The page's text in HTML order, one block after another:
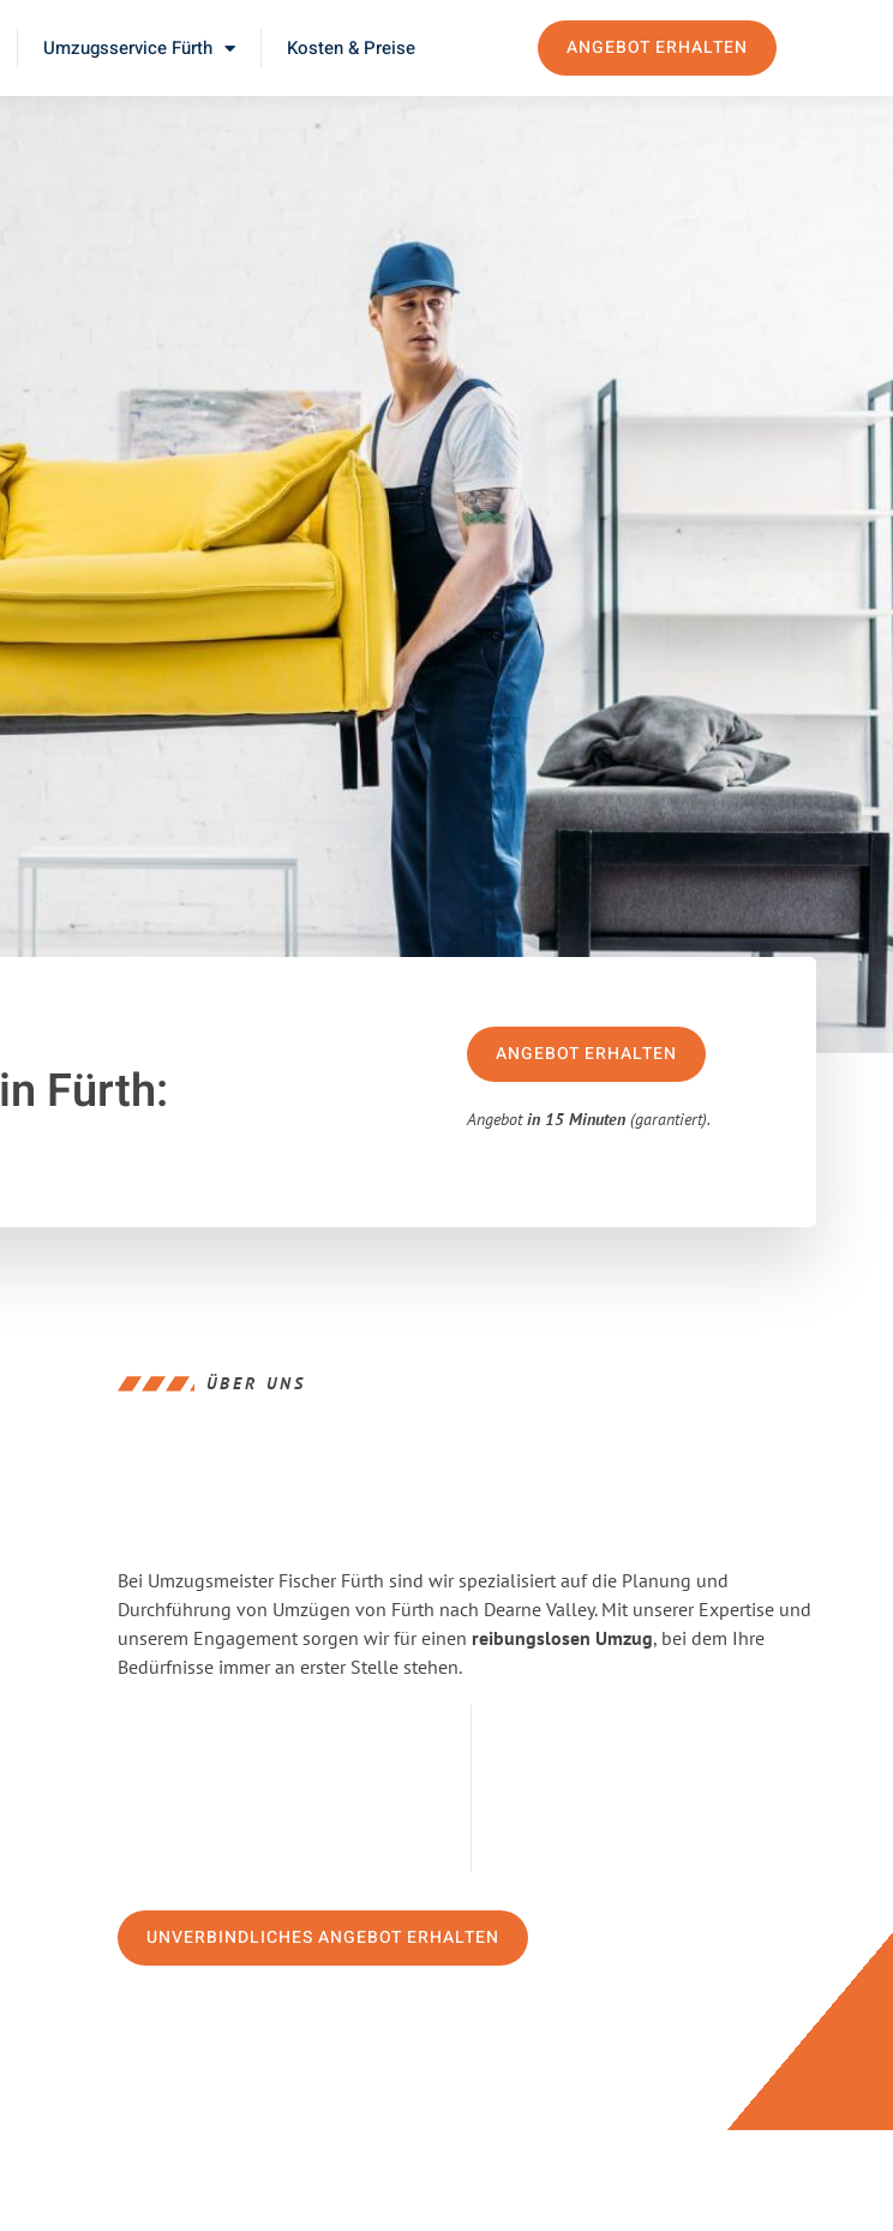
Umzugsservice Fürth Kosten & Preise ANGEBOT ERHALTEN
in Fürth:
ANGEBOT ERHALTEN
Angebotin 15 Minuten (garantiert).
ÜBER UNS
Bei Umzugsmeister Fischer Fürth sind wir spezialisiert auf die Planung und
Durchführung von Umzügen von Fürth nach Dearne Valley. Mit unserer Expertise und
unserem Engagement sorgen wir für einen reibungslosen Umzug, bei dem Ihre
Bedürfnisse immer an erster Stelle stehen.
UNVERBINDLICHES ANGEBOT ERHALTEN